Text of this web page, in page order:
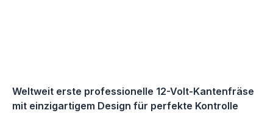
Weltweit erste professionelle 12-Volt-Kantenfräse
mit einzigartigem Design für perfekte Kontrolle